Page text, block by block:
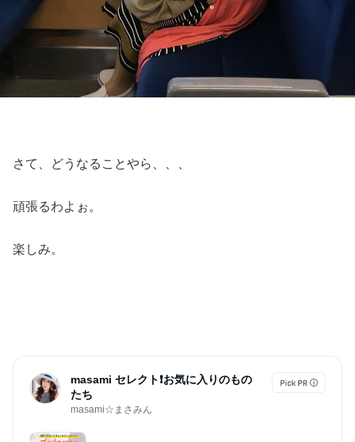
さて、どうなることやら、、、
頑張るわよぉ。
楽しみ。
masami セレクト❗️お気に入りのもの
たち
masami☆まさみん